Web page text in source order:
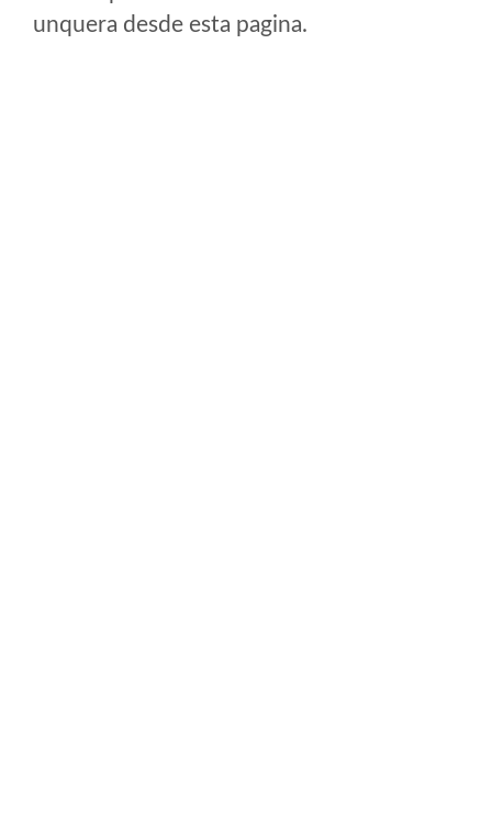
unquera desde esta pagina.